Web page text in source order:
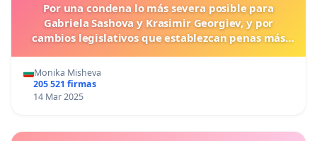
Por una condena lo más severa posible para
Gabriela Sashova y Krasimir Georgiev, y por
cambios legislativos que establezcan penas más
Monika Misheva
205 521 firmas
14 Mar 2025